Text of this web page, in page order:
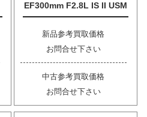
EF300mm F2.8L IS II USM
新品参考買取価格
お問合せ下さい
中古参考買取価格
お問合せ下さい